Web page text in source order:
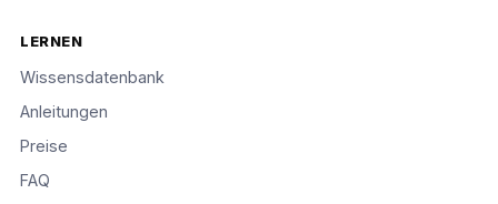
LERNEN
Wissensdatenbank
Anleitungen
Preise
FAQ